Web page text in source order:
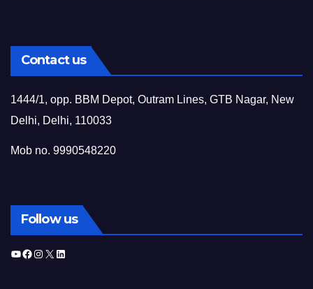
Contact us
1444/1, opp. BBM Depot, Outram Lines, GTB Nagar, New
Delhi, Delhi, 110033
Mob no. 9990548220
Follow us
YouTube
Facebook
Instagram
X LinkedIn